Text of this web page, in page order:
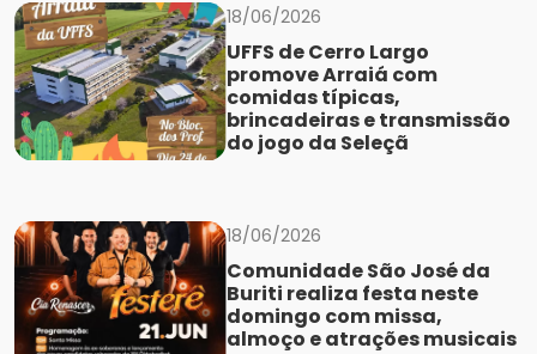
18/06/2026
UFFS de Cerro Largo
promove Arraiá com
comidas típicas,
brincadeiras e transmissão
do jogo da Seleçã
18/06/2026
Comunidade São José da
Buriti realiza festa neste
domingo com missa,
almoço e atrações musicais